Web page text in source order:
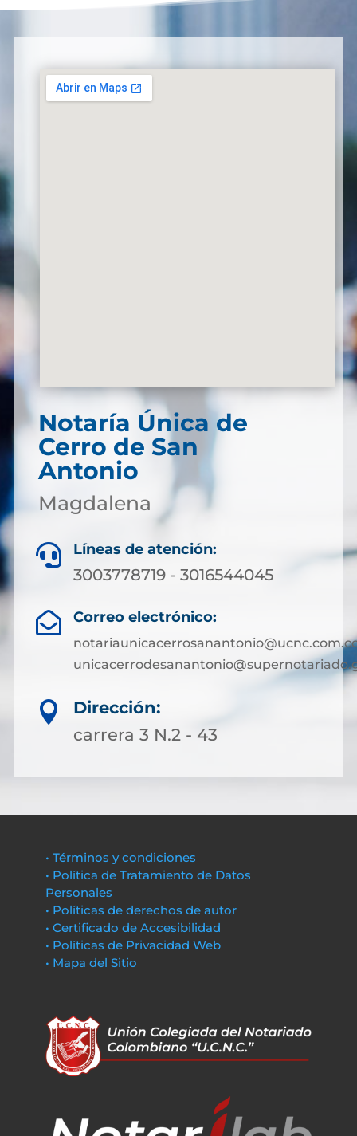
Notaría Única de
Cerro de San
Antonio
Magdalena
 Líneas de atención:
3003778719 - 3016544045
 Correo electrónico:

Dirección:
carrera 3 N.2 - 43
• Términos y condiciones
• Política de Tratamiento de Datos
Personales
• Políticas de derechos de autor
• Certificado de Accesibilidad
• Políticas de Privacidad Web
• Mapa del Sitio